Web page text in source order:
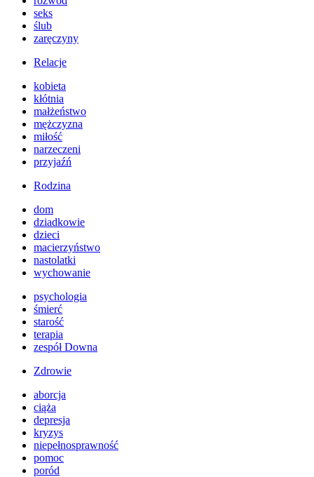
seks
ślub
zaręczyny
Relacje
kobieta
kłótnia
małżeństwo
mężczyzna
miłość
narzeczeni
przyjaźń
Rodzina
dom
dziadkowie
dzieci
macierzyństwo
nastolatki
wychowanie
psychologia
śmierć
starość
terapia
zespół Downa
Zdrowie
aborcja
ciąża
depresja
kryzys
niepełnosprawność
pomoc
poród